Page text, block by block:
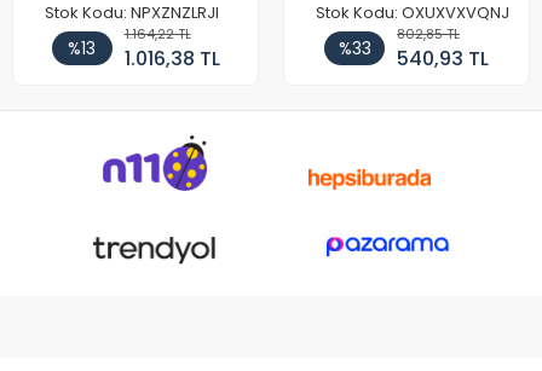
Stok Kodu: NPXZNZLRJI
%13
1.164,22 TL
1.016,38 TL
Stok Kodu: OXUXVXVQNJ
%33
802,85 TL
540,93 TL